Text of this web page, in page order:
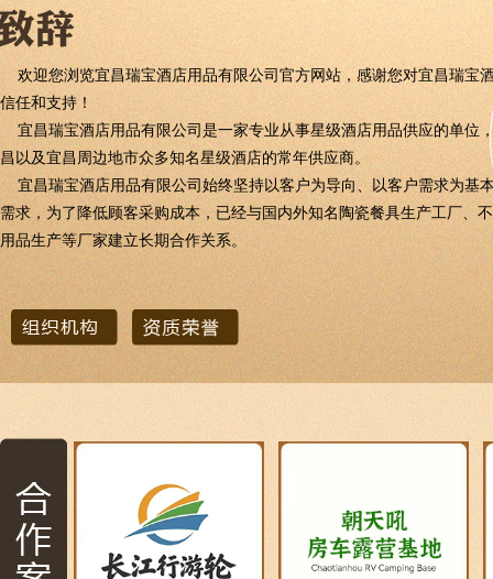
欢迎您浏览宜昌瑞宝酒店用品有限公司官方网站，感谢您对宜昌瑞宝
信任和支持！
宜昌瑞宝酒店用品有限公司是一家专业从事星级酒店用品供应的单位
昌以及宜昌周边地市众多知名星级酒店的常年供应商。
宜昌瑞宝酒店用品有限公司始终坚持以客户为导向、以客户需求为基
需求，为了降低顾客采购成本，已经与国内外知名陶瓷餐具生产工厂、
用品生产等厂家建立长期合作关系。